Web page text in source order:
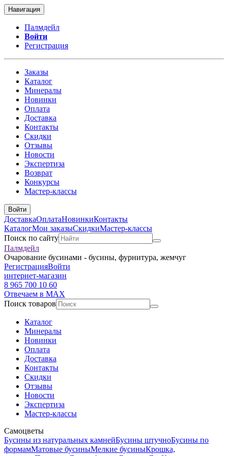
Навигация
Палмдейл
Войти
Регистрация
Заказы
Каталог
Минералы
Новинки
Оплата
Доставка
Контакты
Скидки
Отзывы
Новости
Экспертиза
Возврат
Конкурсы
Мастер-классы
Войти
ДоставкаОплатаНовинкиКонтакты
КаталогМои заказыСкидкиМастер-классы
Поиск по сайту
Палмдейл
Очарование бусинами - бусины, фурнитура, жемчуг
РегистрацияВойти
интернет-магазин
8 965 700 10 60
Отвечаем в MAX
Поиск товаров
Каталог
Минералы
Новинки
Оплата
Доставка
Контакты
Скидки
Отзывы
Новости
Экспертиза
Мастер-классы
Самоцветы
Бусины из натуральных камнейБусины штучноБусины по
формамМатовые бусиныМелкие бусиныКрошка,